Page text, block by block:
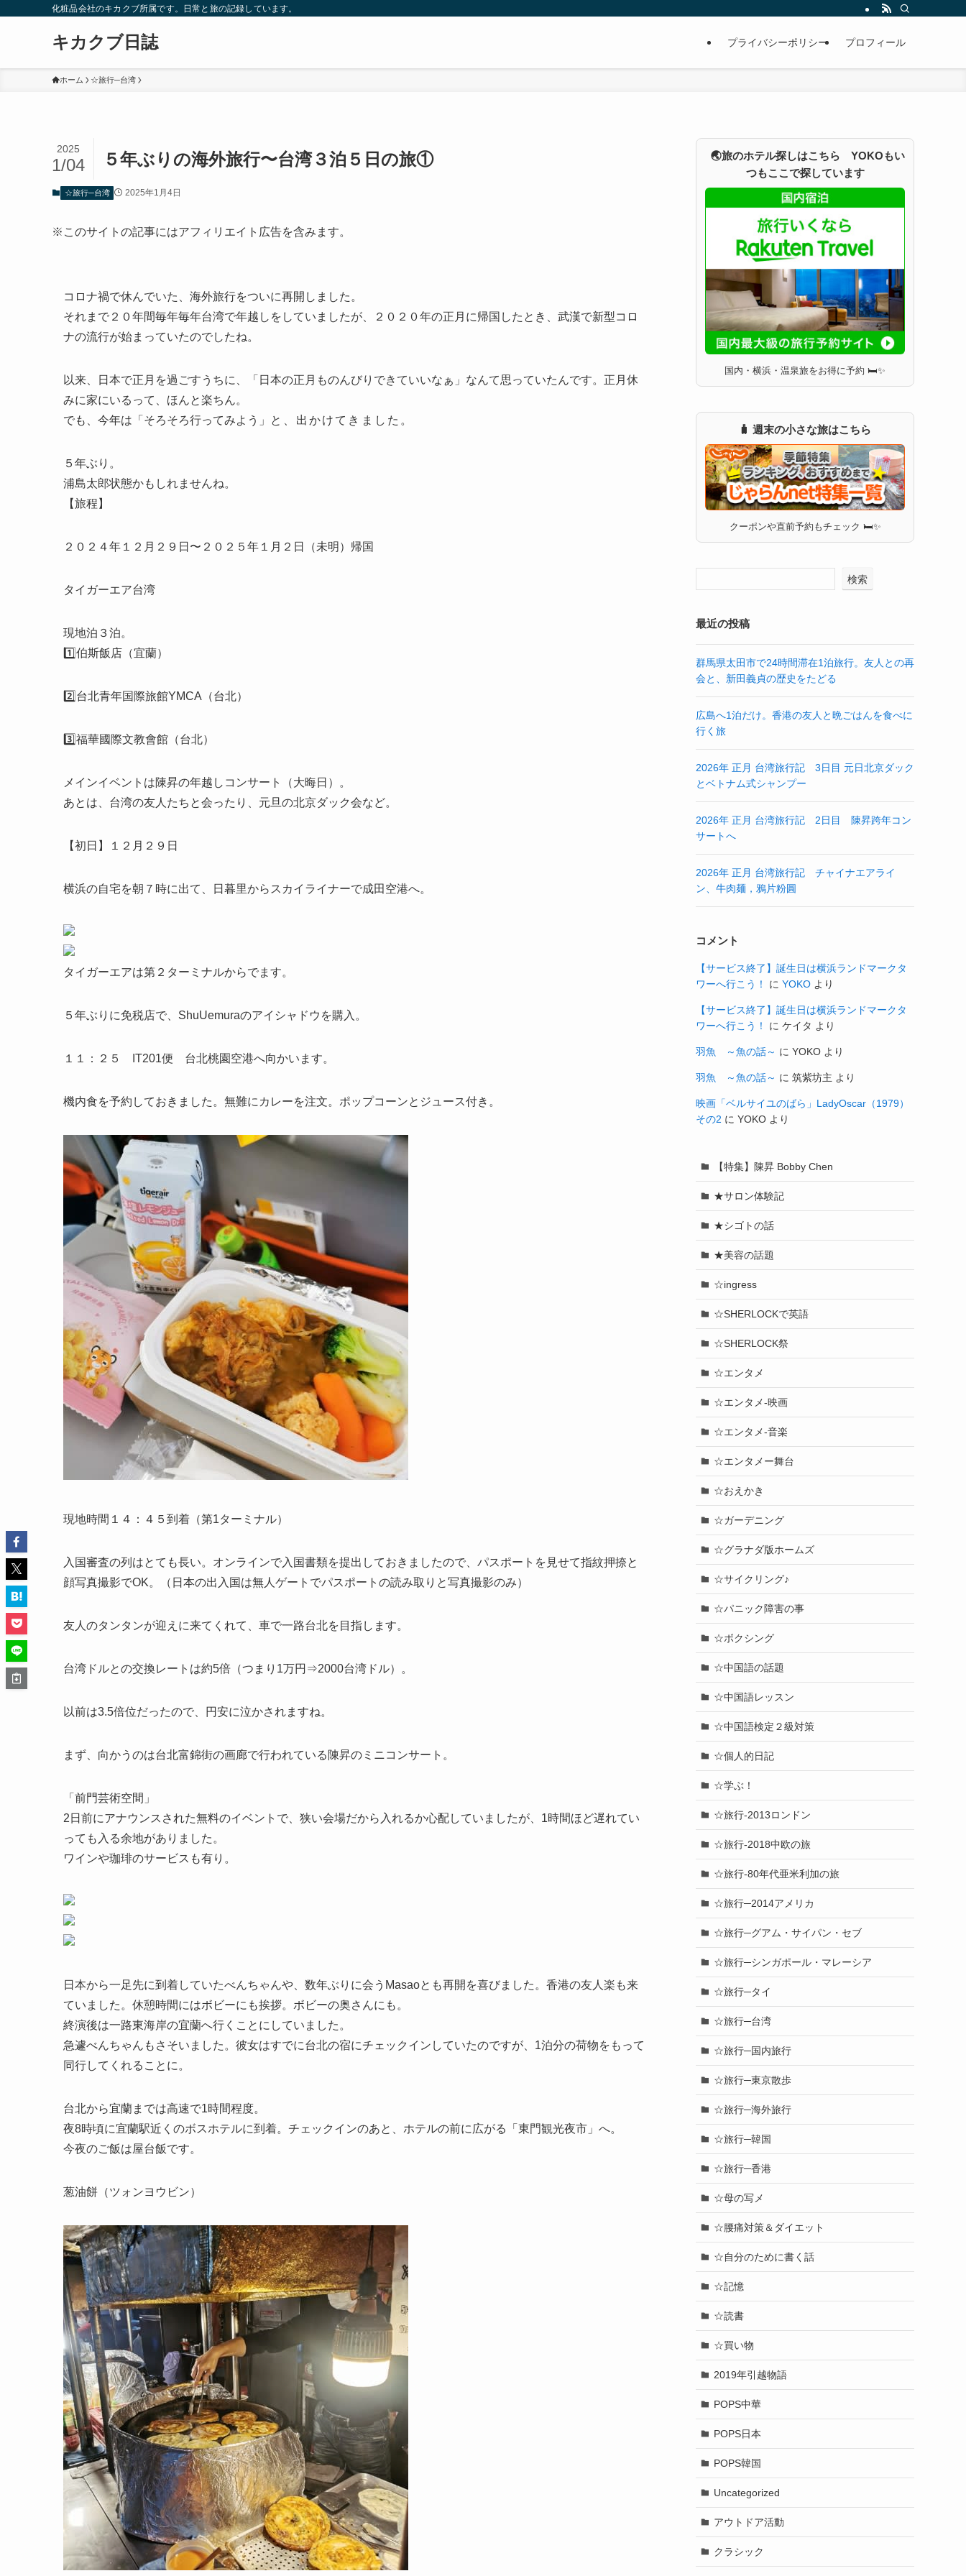
化粧品会社のキカクブ所属です。日常と旅の記録しています。
キカクブ日誌 プライバシーポリシー プロフィール
ホーム ☆旅行─台湾
５年ぶりの海外旅行〜台湾３泊５日の旅①
2025
1/04
☆旅行─台湾 2025年1月4日
※このサイトの記事にはアフィリエイト広告を含みます。
コロナ禍で休んでいた、海外旅行をついに再開しました。
それまで２０年間毎年毎年台湾で年越しをしていましたが、２０２０年の正月に帰国したとき、武漢で新型コロ
ナの流行が始まっていたのでしたね。
以来、日本で正月を過ごすうちに、「日本の正月ものんびりできていいなぁ」なんて思っていたんです。正月休
みに家にいるって、ほんと楽ちん。
でも、今年は「そろそろ行ってみよう」
と、出かけてきました。
５年ぶり。
浦島太郎状態かもしれませんね。
【旅程】
２０２４年１２月２９日〜２０２５年１月２日（未明）帰国
タイガーエア台湾
現地泊３泊。
1️⃣伯斯飯店（宜蘭）
2️⃣台北青年国際旅館YMCA（台北）
3️⃣福華國際文教會館（台北）
メインイベントは陳昇の年越しコンサート（大晦日）。
あとは、台湾の友人たちと会ったり、元旦の北京ダック会など。
【初日】１２月２９日
横浜の自宅を朝７時に出て、日暮里からスカイライナーで成田空港へ。
タイガーエアは第２ターミナルからでます。
５年ぶりに免税店で、ShuUemuraのアイシャドウを購入。
１１：２５ IT201便 台北桃園空港へ向かいます。
機内食を予約しておきました。無難にカレーを注文。ポップコーンとジュース付き。
現地時間１４：４５到着（第1ターミナル）
入国審査の列はとても長い。オンラインで入国書類を提出しておきましたので、パスポートを見せて指紋押捺と
顔写真撮影でOK。（日本の出入国は無人ゲートでパスポートの読み取りと写真撮影のみ）
友人のタンタンが迎えに来てくれて、車で一路台北を目指します。
台湾ドルとの交換レートは約5倍（つまり1万円⇒2000台湾ドル）。
以前は3.5倍位だったので、円安に泣かされますね。
まず、向かうのは台北富錦街の画廊で行われている陳昇のミニコンサート。
「前門芸術空間」
2日前にアナウンスされた無料のイベントで、狭い会場だから入れるか心配していましたが、1時間ほど遅れてい
っても入る余地がありました。
ワインや珈琲のサービスも有り。
日本から一足先に到着していたべんちゃんや、数年ぶりに会うMasaoとも再開を喜びました。香港の友人楽も来
ていました。休憩時間にはボビーにも挨拶。ボビーの奥さんにも。
終演後は一路東海岸の宜蘭へ行くことにしていました。
急遽べんちゃんもさそいました。彼女はすでに台北の宿にチェックインしていたのですが、1泊分の荷物をもって
同行してくれることに。
台北から宜蘭までは高速で1時間程度。
夜8時頃に宜蘭駅近くのボスホテルに到着。チェックインのあと、ホテルの前に広がる「東門観光夜市」へ。
今夜のご飯は屋台飯です。
葱油餅（ツォンヨウビン）
🌏旅のホテル探しはこちら YOKOもい
つもここで探しています
国内・横浜・温泉旅をお得に予約 🛏✨
🧳 週末の小さな旅はこちら
クーポンや直前予約もチェック 🛏✨
検索
最近の投稿
群馬県太田市で24時間滞在1泊旅行。友人との再
会と、新田義貞の歴史をたどる
広島へ1泊だけ。香港の友人と晩ごはんを食べに
行く旅
2026年 正月 台湾旅行記 3日目 元日北京ダック
とベトナム式シャンプー
2026年 正月 台湾旅行記 2日目 陳昇跨年コン
サートへ
2026年 正月 台湾旅行記 チャイナエアライ
ン、牛肉麺，鴉片粉圓
コメント
【サービス終了】誕生日は横浜ランドマークタ
ワーへ行こう！
に YOKO より
【サービス終了】誕生日は横浜ランドマークタ
ワーへ行こう！
に ケイタ より
羽魚 ～魚の話～ に YOKO より
羽魚 ～魚の話～ に 筑紫坊主 より
映画「ベルサイユのばら」LadyOscar（1979）
その2 に YOKO より
【特集】陳昇 Bobby Chen
★サロン体験記
★シゴトの話
★美容の話題
☆ingress
☆SHERLOCKで英語
☆SHERLOCK祭
☆エンタメ
☆エンタメ-映画
☆エンタメ-音楽
☆エンタメー舞台
☆おえかき
☆ガーデニング
☆グラナダ版ホームズ
☆サイクリング♪
☆パニック障害の事
☆ボクシング
☆中国語の話題
☆中国語レッスン
☆中国語検定２級対策
☆個人的日記
☆学ぶ！
☆旅行-2013ロンドン
☆旅行-2018中欧の旅
☆旅行-80年代亜米利加の旅
☆旅行─2014アメリカ
☆旅行─グアム・サイパン・セブ
☆旅行─シンガポール・マレーシア
☆旅行─タイ
☆旅行─台湾
☆旅行─国内旅行
☆旅行─東京散歩
☆旅行─海外旅行
☆旅行─韓国
☆旅行─香港
☆母の写メ
☆腰痛対策＆ダイエット
☆自分のために書く話
☆記憶
☆読書
☆買い物
2019年引越物語
POPS中華
POPS日本
POPS韓国
Uncategorized
アウトドア活動
クラシック